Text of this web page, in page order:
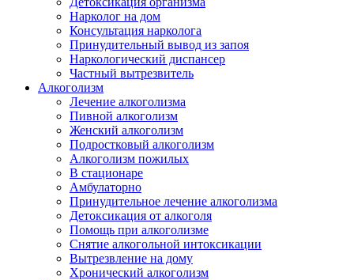
Нарколог на дом
Консультация нарколога
Принудительный вывод из запоя
Наркологический диспансер
Частный вытрезвитель
Алкоголизм
Лечение алкоголизма
Пивной алкоголизм
Женский алкоголизм
Подростковый алкоголизм
Алкоголизм пожилых
В стационаре
Амбулаторно
Принудительное лечение алкоголизма
Детоксикация от алкоголя
Помощь при алкоголизме
Снятие алкогольной интоксикации
Вытрезвление на дому
Хронический алкоголизм